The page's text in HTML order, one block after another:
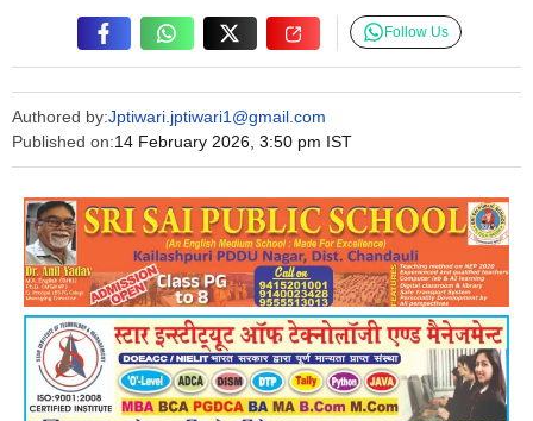
Authored by:Jptiwari.jptiwari1@gmail.com
Published on:14 February 2026, 3:50 pm IST
Follow Us